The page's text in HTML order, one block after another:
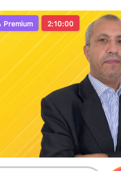
Premium 2:10:00